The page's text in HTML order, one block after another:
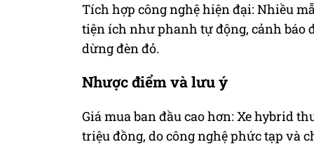
Tích hợp công nghệ hiện đại: Nhiều
tiện ích như phanh tự động, cảnh báo
dừng đèn đỏ.
Nhược điểm và lưu ý
Giá mua ban đầu cao hơn: Xe hybrid
triệu đồng, do công nghệ phức tạp và